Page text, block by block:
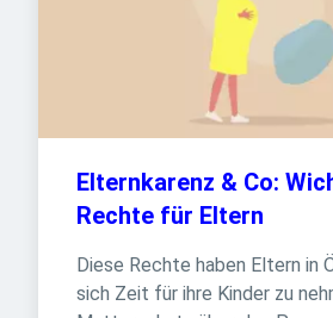
Elternkarenz & Co:
Rechte für Eltern
Diese Rechte haben Eltern in
sich Zeit für ihre Kinder zu